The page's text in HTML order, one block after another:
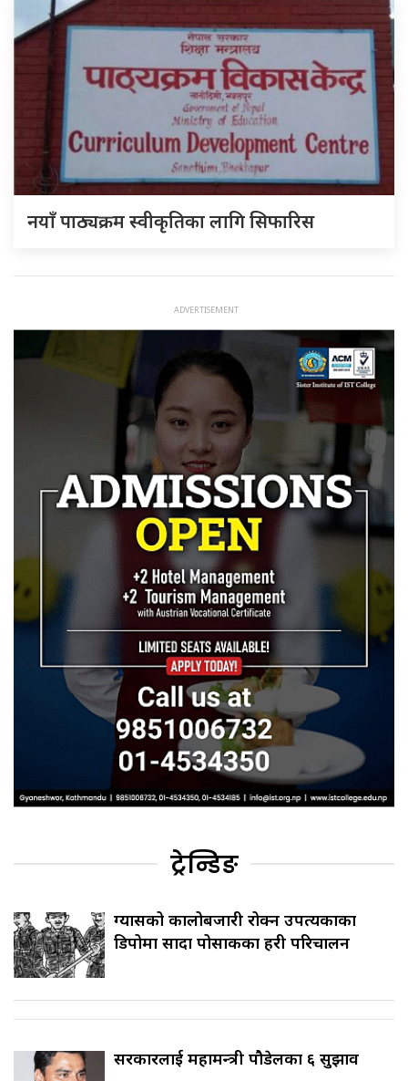
नयाँ पाठ्यक्रम स्वीकृतिका लागि सिफारिस
ट्रेन्डिङ
ग्यासको कालोबजारी रोक्न उपत्यकाका
डिपोमा सादा पोसाकका प्रहरी परिचालन
सरकारलाई महामन्त्री पौडेलका ६ सुझाव